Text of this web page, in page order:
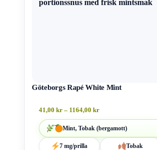
Göteborgs Rapé White Mint
41,00 kr – 1164,00 kr
Mint, Tobak (bergamott)
7 mg/prilla Tobak